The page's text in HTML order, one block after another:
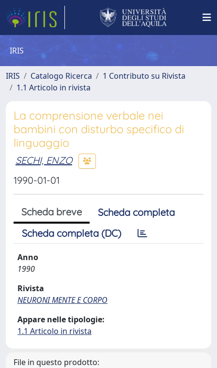
IRIS
IRIS Catalogo Ricerca
1 Contributo su Rivista
1.1 Articolo in rivista
La comprensione verbale nei
bambini con disturbo specifico di
linguaggio
SECHI, ENZO
1990-01-01
Scheda breve
Scheda completa
Scheda completa (DC)
Anno
1990
Rivista
NEURONI MENTE E CORPO
Appare nelle tipologie:
1.1 Articolo in rivista
File in questo prodotto: